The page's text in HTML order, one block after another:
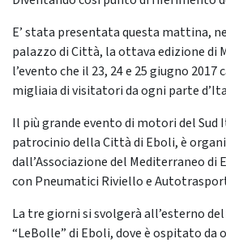
E’ stata presentata questa mattina,
palazzo di Città, la ottava edizione di
l’evento che il 23, 24 e 25 giugno
migliaia di visitatori da ogni parte
Il più grande evento di motori del Sud
patrocinio della Città di Eboli, è
dall’Associazione del Mediterraneo di
con Pneumatici Riviello e
La tre giorni si svolgerà all’esterno
“LeBolle” di Eboli, dove è ospitato da